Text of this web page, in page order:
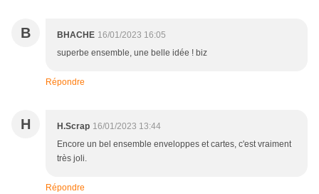
B BHACHE 16/01/2023 16:05
superbe ensemble, une belle idée ! biz
Répondre
H H.Scrap 16/01/2023 13:44
Encore un bel ensemble enveloppes et cartes, c'est vraiment
très joli.
Répondre